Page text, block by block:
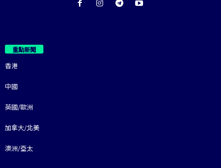
重點新聞
香港
中國
英國/歐洲
加拿大/北美
澳洲/亞太